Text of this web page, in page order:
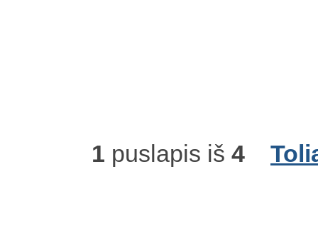
1 puslapis iš 4